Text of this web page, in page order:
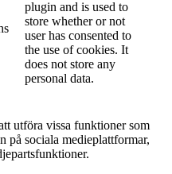
plugin and is used to
store whether or not
user has consented to
the use of cookies. It
does not store any
personal data.
utföra vissa funktioner som
på sociala medieplattformar,